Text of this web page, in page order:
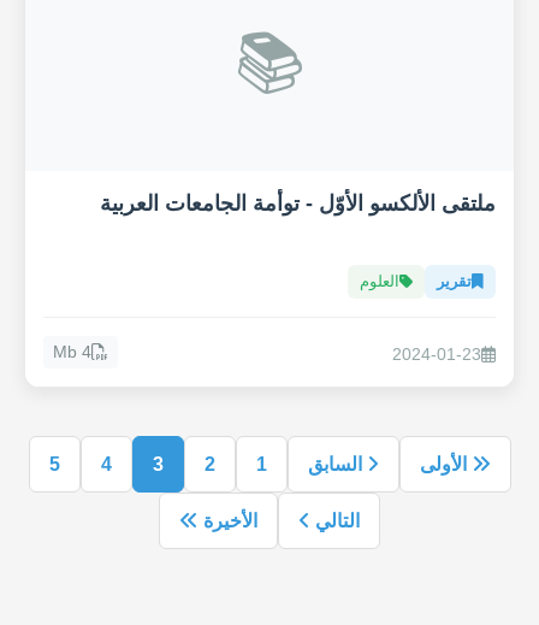
📚
ملتقى الألكسو الأوّل - توأمة الجامعات العربية
تقرير العلوم
2024-01-23
4 Mb
الأولى السابق 1
2
3
4
5
التالي الأخيرة